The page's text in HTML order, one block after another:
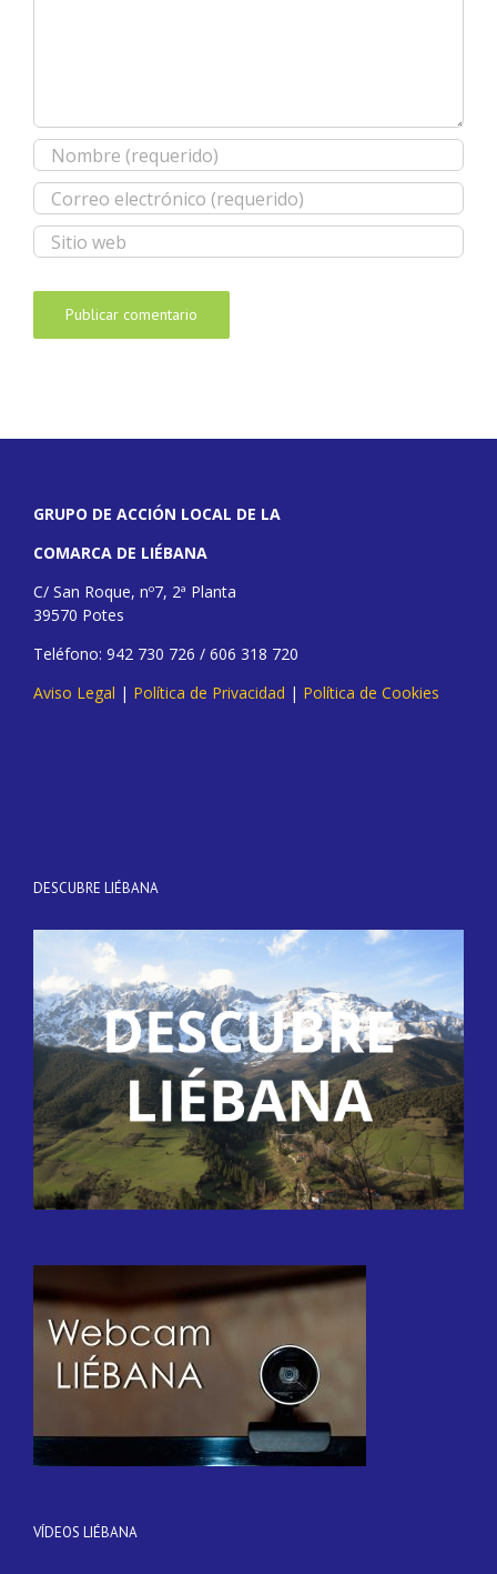
GRUPO DE ACCIÓN LOCAL DE LA
COMARCA DE LIÉBANA
C/ San Roque, nº7, 2ª Planta
39570 Potes
Teléfono: 942 730 726 / 606 318 720
Aviso Legal | Política de Privacidad | Política de Cookies
DESCUBRE LIÉBANA
VÍDEOS LIÉBANA